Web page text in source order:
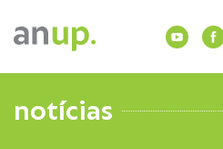
notícias